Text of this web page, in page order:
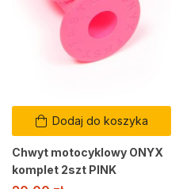
Dodaj do koszyka
Chwyt motocyklowy ONYX
komplet 2szt PINK